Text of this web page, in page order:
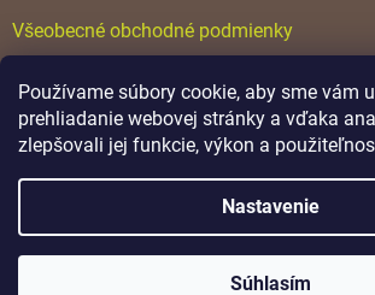
Používame súbory cookie, aby sme vám
prehliadanie webovej stránky a vďaka
zlepšovali jej funkcie, výkon a
Nastavenie
Súhlasím
Všeobecné obchodné podmienky
Katalógy
Vytvoril Shoptet
Lamino. Všetky